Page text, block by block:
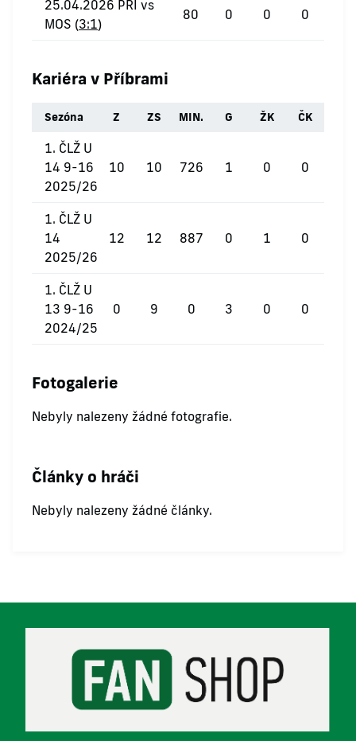
25.04.2026 PRI vs
MOS (3:1)
80 0 0 0
Kariéra v Příbrami
Sezóna Z ZS MIN. G ŽK ČK
1. ČLŽ U
14 9-16
2025/26
10 10 726 1 0 0
1. ČLŽ U
14
2025/26
12 12 887 0 1 0
1. ČLŽ U
13 9-16
2024/25
0 9 0 3 0 0
Fotogalerie
Nebyly nalezeny žádné fotografie.
Články o hráči
Nebyly nalezeny žádné články.